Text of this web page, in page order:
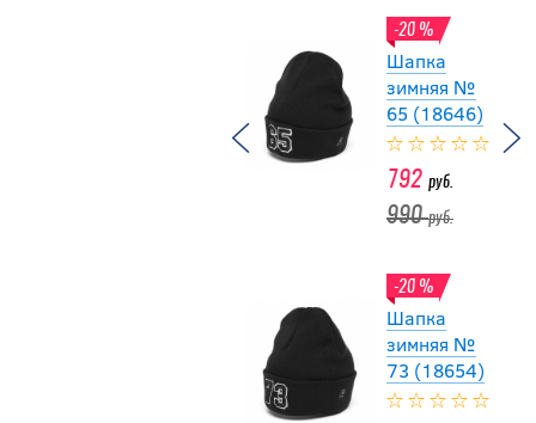
-20 %
Шапка
зимняя №
65 (18646)
792 руб.
990руб.
-20 %
Шапка
зимняя №
73 (18654)